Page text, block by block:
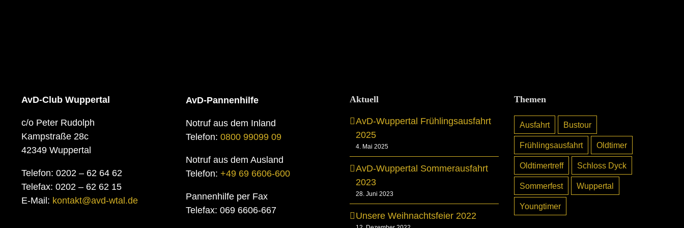
AvD-Club Wuppertal
c/o Peter Rudolph
Kampstraße 28c
42349 Wuppertal
Telefon: 0202 – 62 64 62
Telefax: 0202 – 62 62 15
E-Mail: kontakt@avd-wtal.de
AvD-Pannenhilfe
Notruf aus dem Inland
Telefon: 0800 99099 09
Notruf aus dem Ausland
Telefon: +49 69 6606-600
Pannenhilfe per Fax
Telefax: 069 6606-667
Aktuell
AvD-Wuppertal Frühlingsausfahrt
2025
4. Mai 2025
AvD-Wuppertal Sommerausfahrt
2023
28. Juni 2023
Unsere Weihnachtsfeier 2022
Themen
Ausfahrt Bustour
Frühlingsausfahrt Oldtimer
Oldtimertreff Schloss Dyck
Sommerfest Wuppertal
Youngtimer